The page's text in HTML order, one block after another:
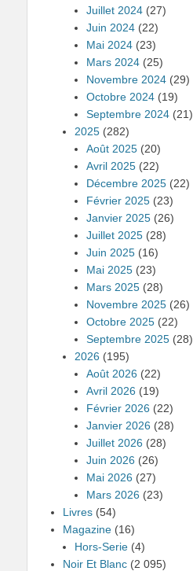
Juillet 2024 (27)
Juin 2024 (22)
Mai 2024 (23)
Mars 2024 (25)
Novembre 2024 (29)
Octobre 2024 (19)
Septembre 2024 (21)
2025 (282)
Août 2025 (20)
Avril 2025 (22)
Décembre 2025 (22)
Février 2025 (23)
Janvier 2025 (26)
Juillet 2025 (28)
Juin 2025 (16)
Mai 2025 (23)
Mars 2025 (28)
Novembre 2025 (26)
Octobre 2025 (22)
Septembre 2025 (28)
2026 (195)
Août 2026 (22)
Avril 2026 (19)
Février 2026 (22)
Janvier 2026 (28)
Juillet 2026 (28)
Juin 2026 (26)
Mai 2026 (27)
Mars 2026 (23)
Livres (54)
Magazine (16)
Hors-Serie (4)
Noir Et Blanc (2 095)